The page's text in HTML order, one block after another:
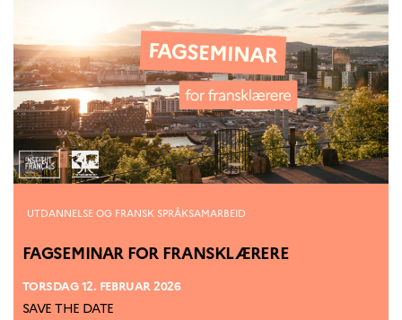
Kategorier
UTDANNELSE OG FRANSK SPRÅKSAMARBEID
FAGSEMINAR FOR FRANSKLÆRERE
TORSDAG 12. FEBRUAR 2026
SAVE THE DATE